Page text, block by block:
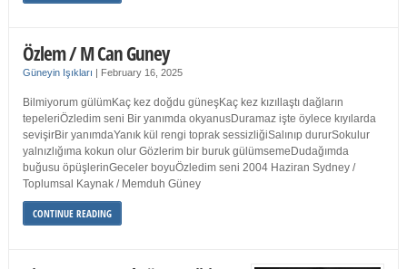
Özlem / M Can Guney
Güneyin Işıkları | February 16, 2025
Bilmiyorum gülümKaç kez doğdu güneşKaç kez kızıllaştı dağların
tepeleriÖzledim seni Bir yanımda okyanusDuramaz işte öylece kıyılarda
sevişirBir yanımdaYanık kül rengi toprak sessizliğiSalınıp dururSokulur
yalnızlığıma kokun olur Gözlerim bir buruk gülümsemeDudağımda
buğusu öpüşlerinGeceler boyuÖzledim seni 2004 Haziran Sydney /
Toplumsal Kaynak / Memduh Güney
CONTINUE READING